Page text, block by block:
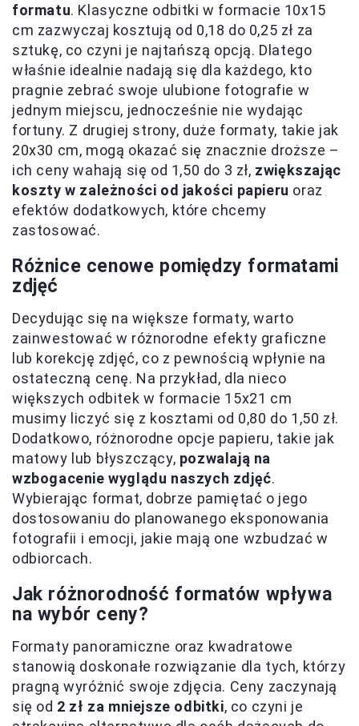
formatu. Klasyczne odbitki w formacie 10x15
cm zazwyczaj kosztują od 0,18 do 0,25 zł za
sztukę, co czyni je najtańszą opcją. Dlatego
właśnie idealnie nadają się dla każdego, kto
pragnie zebrać swoje ulubione fotografie w
jednym miejscu, jednocześnie nie wydając
fortuny. Z drugiej strony, duże formaty, takie jak
20x30 cm, mogą okazać się znacznie droższe –
ich ceny wahają się od 1,50 do 3 zł, zwiększając
koszty w zależności od jakości papieru oraz
efektów dodatkowych, które chcemy
zastosować.
Różnice cenowe pomiędzy formatami
zdjęć
Decydując się na większe formaty, warto
zainwestować w różnorodne efekty graficzne
lub korekcję zdjęć, co z pewnością wpłynie na
ostateczną cenę. Na przykład, dla nieco
większych odbitek w formacie 15x21 cm
musimy liczyć się z kosztami od 0,80 do 1,50 zł.
Dodatkowo, różnorodne opcje papieru, takie jak
matowy lub błyszczący, pozwalają na
wzbogacenie wyglądu naszych zdjęć.
Wybierając format, dobrze pamiętać o jego
dostosowaniu do planowanego eksponowania
fotografii i emocji, jakie mają one wzbudzać w
odbiorcach.
Jak różnorodność formatów wpływa
na wybór ceny?
Formaty panoramiczne oraz kwadratowe
stanowią doskonałe rozwiązanie dla tych, którzy
pragną wyróżnić swoje zdjęcia. Ceny zaczynają
się od 2 zł za mniejsze odbitki, co czyni je